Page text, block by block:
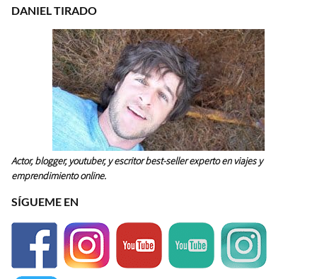
DANIEL TIRADO
Actor, blogger, youtuber, y escritor best-seller experto en viajes y
emprendimiento online.
SÍGUEME EN